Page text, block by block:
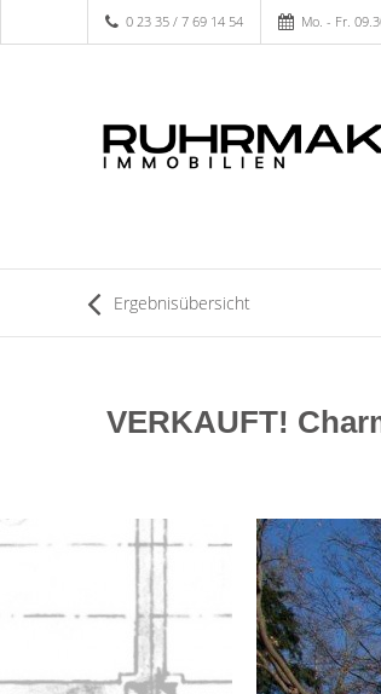
0 23 35 / 7 69 14 54 Mo. - Fr.
Ergebnisübersicht
VERKAUFT!